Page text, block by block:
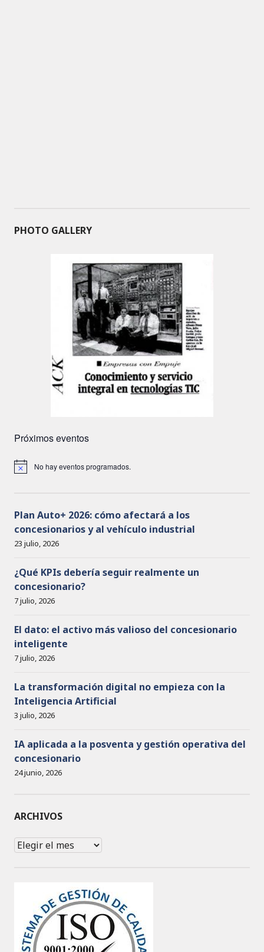
PHOTO GALLERY
Próximos eventos
No hay eventos programados.
Plan Auto+ 2026: cómo afectará a los
concesionarios y al vehículo industrial
23 julio, 2026
¿Qué KPIs debería seguir realmente un
concesionario?
7 julio, 2026
El dato: el activo más valioso del concesionario
inteligente
7 julio, 2026
La transformación digital no empieza con la
Inteligencia Artificial
3 julio, 2026
IA aplicada a la posventa y gestión operativa del
concesionario
24 junio, 2026
ARCHIVOS
Archivos